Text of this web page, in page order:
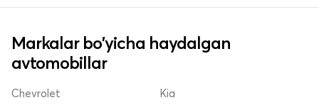
Markalar bo'yicha haydalgan
avtomobillar
Chevrolet Kia